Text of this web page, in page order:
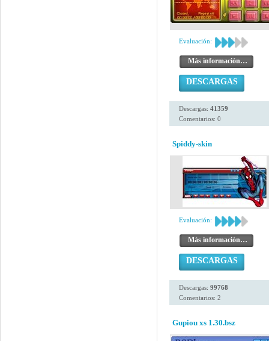
Evaluación:
Más información…
DESCARGAS
Descargas: 41359
Comentarios: 0
Spiddy-skin
Evaluación:
Más información…
DESCARGAS
Descargas: 99768
Comentarios: 2
Gupiou xs 1.30.bsz